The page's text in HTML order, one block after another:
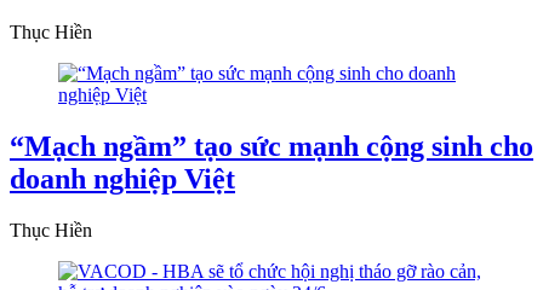
Thục Hiền
“Mạch ngầm” tạo sức mạnh cộng sinh cho
doanh nghiệp Việt
Thục Hiền